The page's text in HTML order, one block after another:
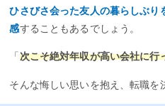
ひさびさ会った友人の暮らしぶり
感することもあるでしょう。
「 次こそ絶対年収が高い会社に行
そんな悔しい思いを抱え、転職を